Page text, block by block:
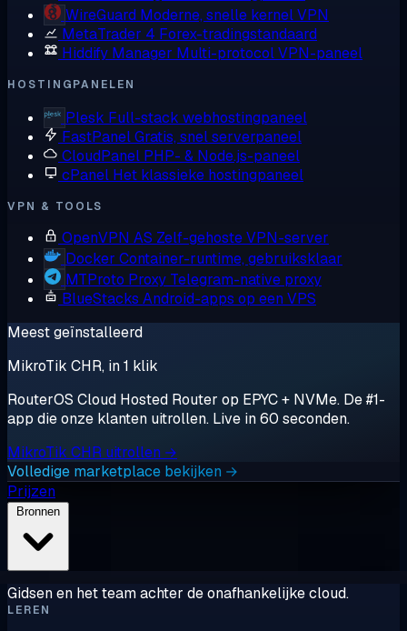
WireGuard Moderne, snelle kernel VPN
MetaTrader 4 Forex-tradingstandaard
Hiddify Manager Multi-protocol VPN-paneel
HOSTINGPANELEN
Plesk Full-stack webhostingpaneel
FastPanelGratis, snel serverpaneel
CloudPanel PHP- & Node.js-paneel
cPanel Het klassieke hostingpaneel
VPN & TOOLS
OpenVPN AS Zelf-gehoste VPN-server
Docker Container-runtime, gebruiksklaar
MTProto Proxy Telegram-native proxy
BlueStacks Android-apps op een VPS
Meest geïnstalleerd
MikroTik CHR, in 1 klik
RouterOS Cloud Hosted Router op EPYC + NVMe. De #1-
app die onze klanten uitrollen. Live in 60 seconden.
MikroTik CHR uitrollen →
Volledige marketplace bekijken →
Prijzen
Gidsen en het team achter de onafhankelijke cloud.
LEREN